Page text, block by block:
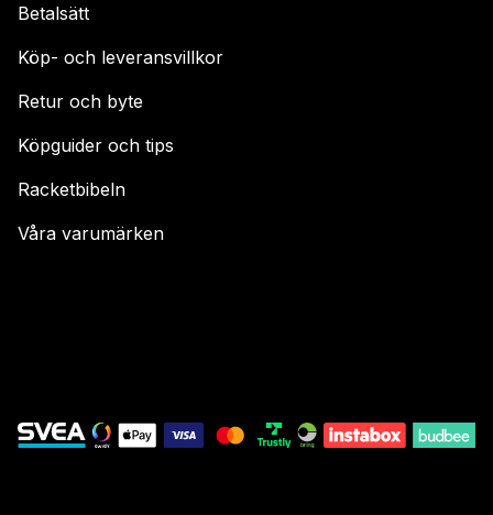
Betalsätt
Köp- och leveransvillkor
Retur och byte
Köpguider och tips
Racketbibeln
Våra varumärken